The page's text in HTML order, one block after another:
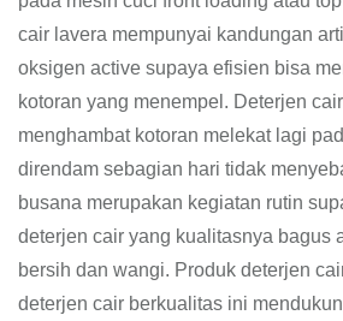
cair lavera mempunyai kandungan
oksigen active supaya efisien bisa
kotoran yang menempel. Deterjen
menghambat kotoran melekat lagi
direndam sebagian hari tidak
busana merupakan kegiatan rutin
deterjen cair yang kualitasnya bagus
bersih dan wangi. Produk deterjen
deterjen cair berkualitas ini